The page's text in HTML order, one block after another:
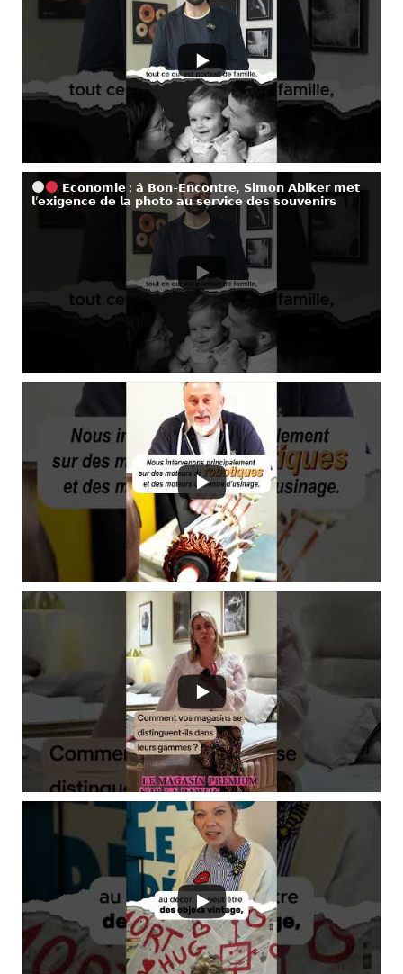
𝗘𝗰𝗼𝗻𝗼𝗺𝗶𝗲 : 𝗮̀ 𝗕𝗼𝗻-𝗘𝗻𝗰𝗼𝗻𝘁𝗿𝗲, 𝗦𝗶𝗺𝗼𝗻 𝗔𝗯𝗶𝗸𝗲𝗿 𝗺𝗲𝘁
𝗹’𝗲𝘅𝗶𝗴𝗲𝗻𝗰𝗲 𝗱𝗲 𝗹𝗮 𝗽𝗵𝗼𝘁𝗼 𝗮𝘂 𝘀𝗲𝗿𝘃𝗶𝗰𝗲 𝗱𝗲𝘀 𝘀𝗼𝘂𝘃𝗲𝗻𝗶𝗿𝘀